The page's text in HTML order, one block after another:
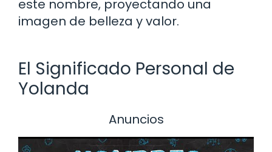
este nombre, proyectando una
imagen de belleza y valor.
El Significado Personal de
Yolanda
Anuncios